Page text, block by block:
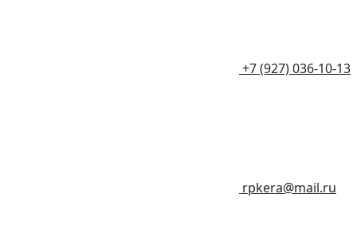
+7 (927) 036-10-13
rpkera@mail.ru